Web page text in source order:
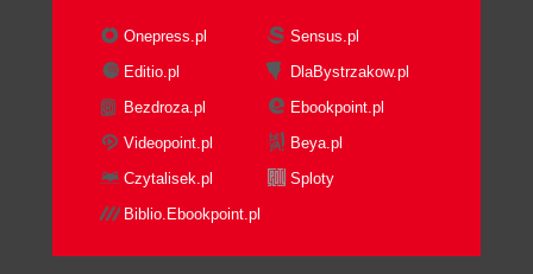
Onepress.pl
Sensus.pl
Editio.pl
DlaBystrzakow.pl
Bezdroza.pl
Ebookpoint.pl
Videopoint.pl
Beya.pl
Czytalisek.pl
Sploty
Biblio.Ebookpoint.pl